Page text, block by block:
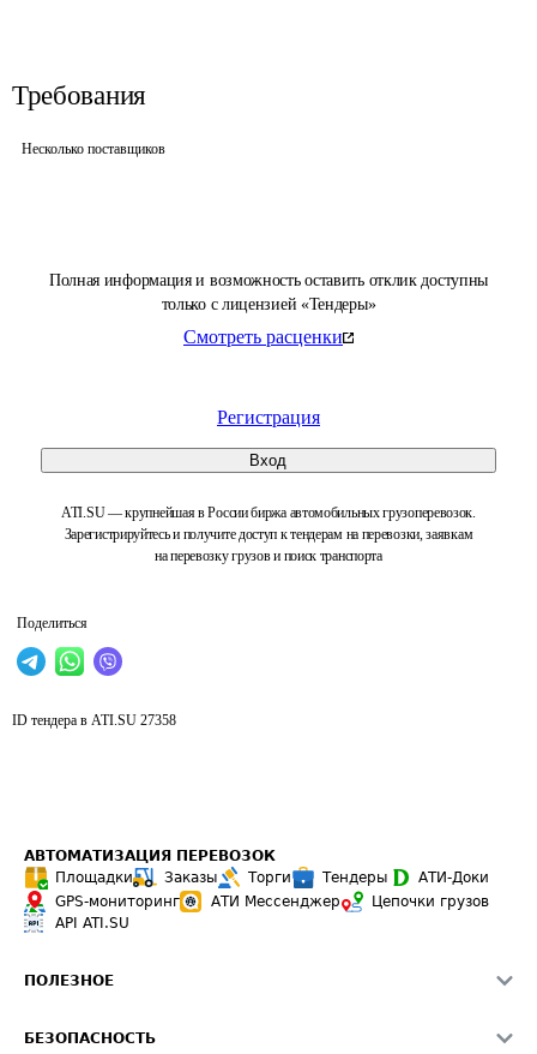
Полная информация и возможность оставить отклик доступны
только с лицензией «Тендеры»
Смотреть расценки
Регистрация
Вход
ATI.SU — крупнейшая в России биржа автомобильных грузоперевозок.
Зарегистрируйтесь и получите доступ к тендерам на перевозки, заявкам
на перевозку грузов и поиск транспорта
Поделиться
Требования
Несколько поставщиков
ID тендера в ATI.SU 27358
АВТОМАТИЗАЦИЯ ПЕРЕВОЗОК
Площадки
Заказы Торги Тендеры
АТИ-Доки
GPS-мониторинг
АТИ Мессенджер
Цепочки грузов
API ATI.SU
ПОЛЕЗНОЕ
БЕЗОПАСНОСТЬ